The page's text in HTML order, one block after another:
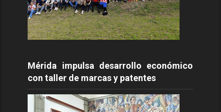
Mérida impulsa desarrollo económico
con taller de marcas y patentes